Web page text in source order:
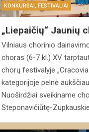
KONKURSAI, FESTIVALIAI
„Liepaičių“ Jaunių
Vilniaus chorinio
choras (6-7 kl.) XV
chorų festivalyje
kategorijoje pelnė
Nuoširdžiai sveikiname
Steponavičiūtę-